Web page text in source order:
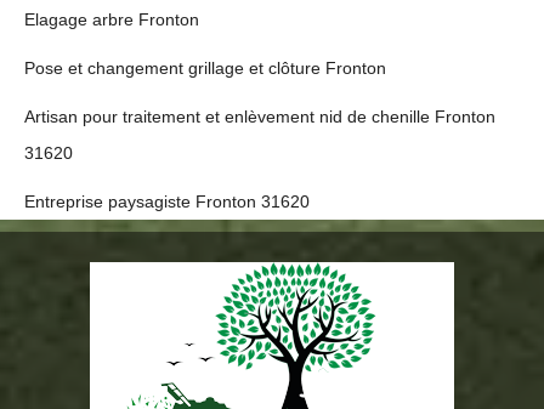
Elagage arbre Fronton
Pose et changement grillage et clôture Fronton
Artisan pour traitement et enlèvement nid de chenille Fronton
31620
Entreprise paysagiste Fronton 31620